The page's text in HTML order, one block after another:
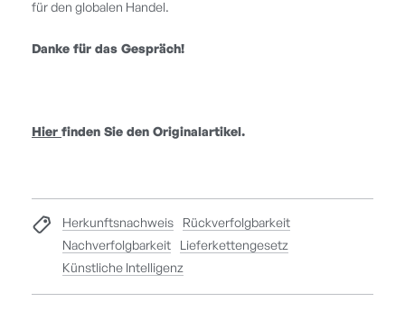
für den globalen Handel.
Danke für das Gespräch!
Hier finden Sie den Originalartikel.
Herkunftsnachweis
Rückverfolgbarkeit
Nachverfolgbarkeit
Lieferkettengesetz
Künstliche Intelligenz